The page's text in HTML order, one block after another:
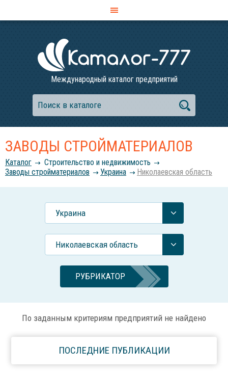
Международный каталог предприятий
ЗАВОДЫ СТРОЙМАТЕРИАЛОВ
Каталог
Строительство и недвижимость
Заводы стройматериалов
Украина Николаевская область
Украина
Николаевская область
РУБРИКАТОР
По заданным критериям предприятий не найдено
ПОСЛЕДНИЕ ПУБЛИКАЦИИ